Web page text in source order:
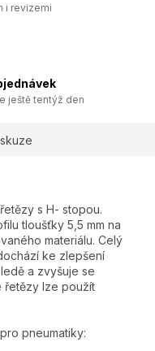
i revizemi
ještě tentýž den
s H- stopou.
tloušťky 5,5 mm na
materiálu. Celý
ke zlepšení
a zvyšuje se
řetězy lze použít
pneumatiky: